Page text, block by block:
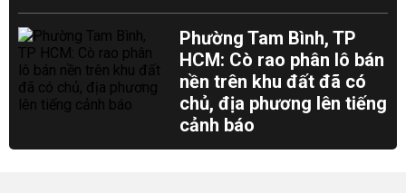
Phường Tam Bình, TP
HCM: Cò rao phân lô bán
nền trên khu đất đã có
chủ, địa phương lên tiếng
cảnh báo